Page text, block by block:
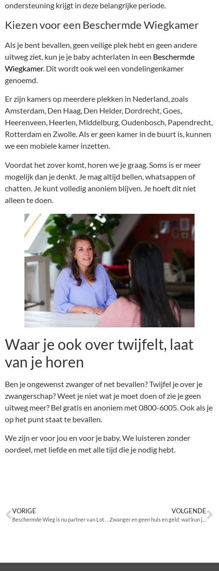
ondersteuning krijgt in deze belangrijke periode.
Kiezen voor een Beschermde Wiegkamer
Als je bent bevallen, geen veilige plek hebt en geen andere
uitweg ziet, kun je je baby achterlaten in een Beschermde
Wiegkamer. Dit wordt ook wel een vondelingenkamer
genoemd.
Er zijn kamers op meerdere plekken in Nederland, zoals
Amsterdam, Den Haag, Den Helder, Dordrecht, Goes,
Heerenveen, Heerlen, Middelburg, Oudenbosch, Papendrecht,
Rotterdam en Zwolle. Als er geen kamer in de buurt is, kunnen
we een mobiele kamer inzetten.
Voordat het zover komt, horen we je graag. Soms is er meer
mogelijk dan je denkt. Je mag altijd bellen, whatsappen of
chatten. Je kunt volledig anoniem blijven. Je hoeft dit niet
alleen te doen.
Waar je ook over twijfelt, laat
van je horen
Ben je ongewenst zwanger of net bevallen? Twijfel je over je
zwangerschap? Weet je niet wat je moet doen of zie je geen
uitweg meer? Bel gratis en anoniem met 0800-6005. Ook als je
op het punt staat te bevallen.
We zijn er voor jou en voor je baby. We luisteren zonder
oordeel, met liefde en met alle tijd die je nodig hebt.
VORIGE VOLGENDE